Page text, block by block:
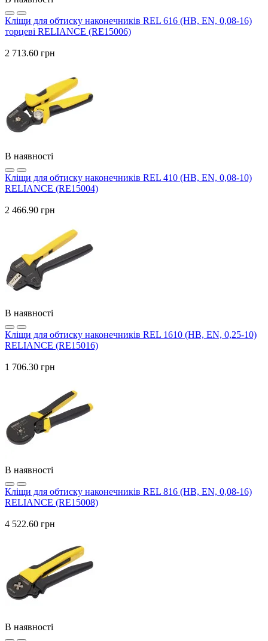
Кліщи для обтиску наконечників REL 616 (HB, EN, 0,08-16)
торцеві RELIANCE (RE15006)
2 713.60 грн
В наявності
Кліщи для обтиску наконечників REL 410 (HB, EN, 0,08-10)
RELIANCE (RE15004)
2 466.90 грн
В наявності
Кліщи для обтиску наконечників REL 1610 (HB, EN, 0,25-10)
RELIANCE (RE15016)
1 706.30 грн
В наявності
Кліщи для обтиску наконечників REL 816 (HB, EN, 0,08-16)
RELIANCE (RE15008)
4 522.60 грн
В наявності